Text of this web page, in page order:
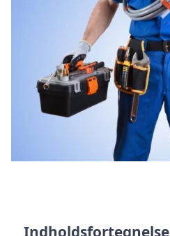
Indholdsfortegnelse